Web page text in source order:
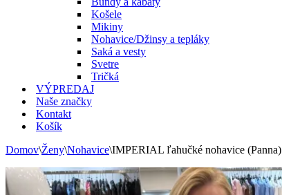
Košele
Mikiny
Nohavice/Džinsy a tepláky
Saká a vesty
Svetre
Tričká
VÝPREDAJ
Naše značky
Kontakt
Košík
Domov\Ženy\Nohavice\IMPERIAL ľahučké nohavice (Panna)